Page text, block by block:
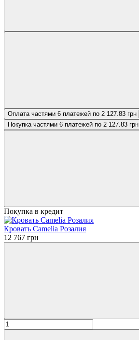
Оплата частями 6 платежей по 2 127.83 грн
Покупка частями 6 платежей по 2 127.83 грн
Покупка в кредит
Кровать Camelia Розалия
12 767 грн